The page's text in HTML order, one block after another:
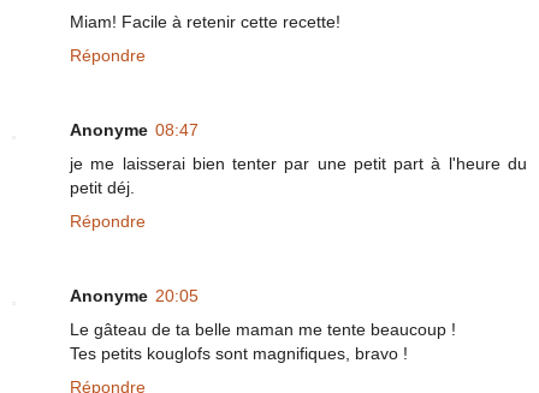
Miam! Facile à retenir cette recette!
Répondre
Anonyme 08:47
je me laisserai bien tenter par une petit part à l'heure du
petit déj.
Répondre
Anonyme 20:05
Le gâteau de ta belle maman me tente beaucoup !
Tes petits kouglofs sont magnifiques, bravo !
Répondre